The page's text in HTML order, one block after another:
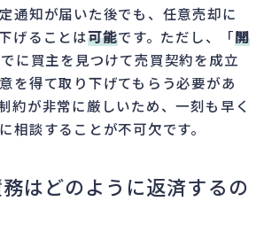
通知が届いた後でも、任意売却に
げることは可能です。ただし、「開
に買主を見つけて売買契約を成立
を得て取り下げてもらう必要があ
約が非常に厳しいため、一刻も早く
相談することが不可欠です。
はどのように返済するの